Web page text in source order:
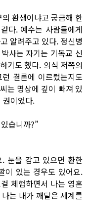
환생이냐고 궁금해 한
다. 예수는 사람들에게
알려주고 있다. 정신병
사는 자기는 기독교 신
기도 했다. 의식 저쪽의
결론에 이르렀는지도
는 명상에 깊이 빠져 있
권이었다.
습니까?”
눈을 감고 있으면 환한
이 있는 경우도 있어요.
체험하면서 나는 영혼
는 내가 깨달은 세계를